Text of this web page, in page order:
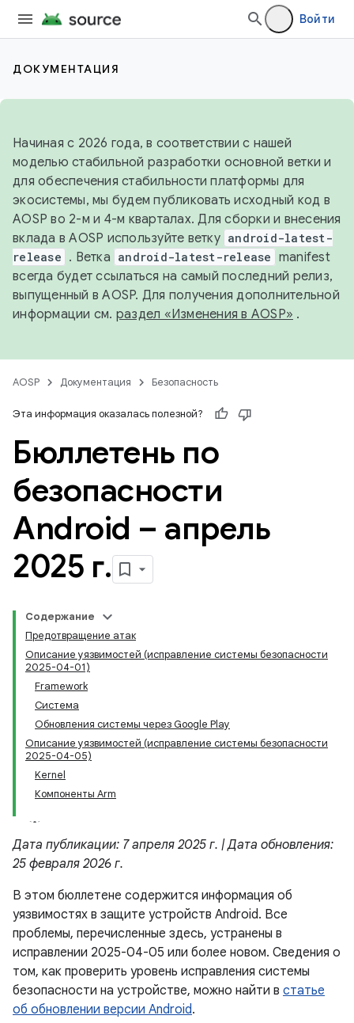
Войти
ДОКУМЕНТАЦИЯ
Начиная с 2026 года, в соответствии с нашей
моделью стабильной разработки основной ветки и
для обеспечения стабильности платформы для
экосистемы, мы будем публиковать исходный код в
AOSP во 2-м и 4-м кварталах. Для сборки и внесения
вклада в AOSP используйте ветку android-latest-
release . Ветка android-latest-release manifest
всегда будет ссылаться на самый последний релиз,
выпущенный в AOSP. Для получения дополнительной
информации см. раздел «Изменения в AOSP» .
AOSP Документация Безопасность
Эта информация оказалась полезной?
Бюллетень по
безопасности
Android – апрель
2025 г.
Содержание
Предотвращение атак
Описание уязвимостей (исправление системы безопасности
2025-04-01)
Framework
Система
Обновления системы через Google Play
Описание уязвимостей (исправление системы безопасности
2025-04-05)
Kernel
Компоненты Arm
Дата публикации: 7 апреля 2025 г. | Дата обновления:
25 февраля 2026 г.
В этом бюллетене содержится информация об
уязвимостях в защите устройств Android. Все
проблемы, перечисленные здесь, устранены в
исправлении 2025-04-05 или более новом. Сведения о
том, как проверить уровень исправления системы
безопасности на устройстве, можно найти в статье
об обновлении версии Android.